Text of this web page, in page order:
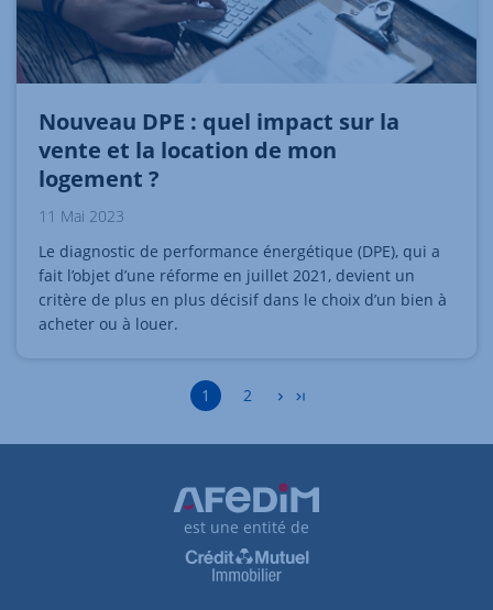
Nouveau DPE : quel impact sur la
vente et la location de mon
logement ?
11 Mai 2023
Le diagnostic de performance énergétique (DPE), qui a
fait l’objet d’une réforme en juillet 2021, devient un
critère de plus en plus décisif dans le choix d’un bien à
acheter ou à louer.
1 Accéder à la page
2
est une entité de